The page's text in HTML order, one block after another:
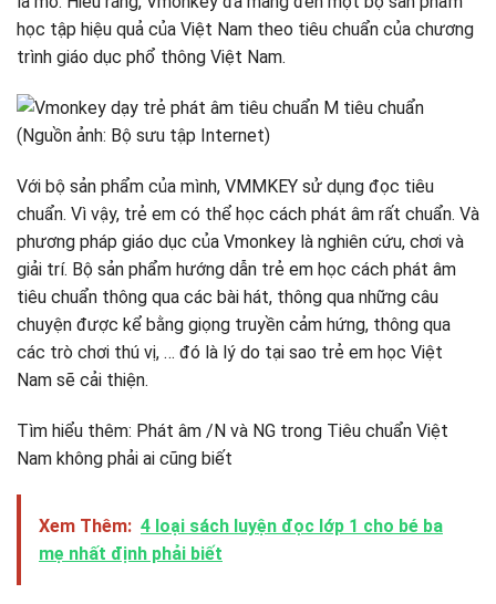
học tập hiệu quả của Việt Nam theo tiêu chuẩn của chương
trình giáo dục phổ thông Việt Nam.
Với bộ sản phẩm của mình, VMMKEY sử dụng đọc tiêu
chuẩn. Vì vậy, trẻ em có thể học cách phát âm rất chuẩn. Và
phương pháp giáo dục của Vmonkey là nghiên cứu, chơi và
giải trí. Bộ sản phẩm hướng dẫn trẻ em học cách phát âm
tiêu chuẩn thông qua các bài hát, thông qua những câu
chuyện được kể bằng giọng truyền cảm hứng, thông qua
các trò chơi thú vị, … đó là lý do tại sao trẻ em học Việt
Nam sẽ cải thiện.
Tìm hiểu thêm: Phát âm /N và NG trong Tiêu chuẩn Việt
Nam không phải ai cũng biết
Xem Thêm: 4 loại sách luyện đọc lớp 1 cho bé ba
mẹ nhất định phải biết